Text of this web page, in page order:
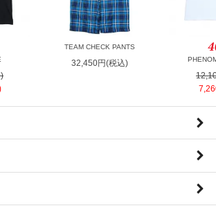
TEAM CHECK PANTS
32,450円(税込)